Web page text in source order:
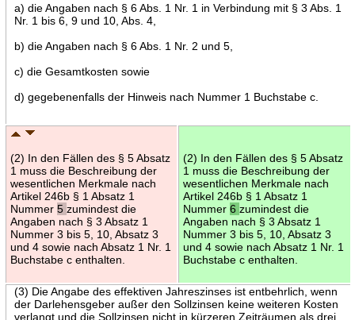
a) die Angaben nach § 6 Abs. 1 Nr. 1 in Verbindung mit § 3 Abs. 1
Nr. 1 bis 6, 9 und 10, Abs. 4,
b) die Angaben nach § 6 Abs. 1 Nr. 2 und 5,
c) die Gesamtkosten sowie
d) gegebenenfalls der Hinweis nach Nummer 1 Buchstabe c.
(2) In den Fällen des § 5 Absatz
1 muss die Beschreibung der
wesentlichen Merkmale nach
Artikel 246b § 1 Absatz 1
Nummer 5 zumindest die
Angaben nach § 3 Absatz 1
Nummer 3 bis 5, 10, Absatz 3
und 4 sowie nach Absatz 1 Nr. 1
Buchstabe c enthalten.
(2) In den Fällen des § 5 Absatz
1 muss die Beschreibung der
wesentlichen Merkmale nach
Artikel 246b § 1 Absatz 1
Nummer 6 zumindest die
Angaben nach § 3 Absatz 1
Nummer 3 bis 5, 10, Absatz 3
und 4 sowie nach Absatz 1 Nr. 1
Buchstabe c enthalten.
(3) Die Angabe des effektiven Jahreszinses ist entbehrlich, wenn
der Darlehensgeber außer den Sollzinsen keine weiteren Kosten
verlangt und die Sollzinsen nicht in kürzeren Zeiträumen als drei